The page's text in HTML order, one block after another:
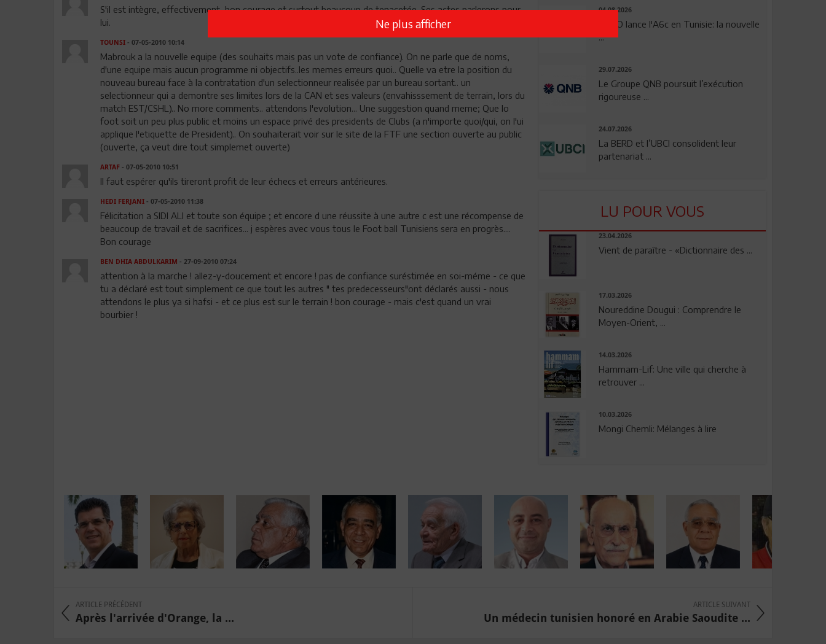
S'il est intègre, effectivement ,bon courage et surtout beaucoup de tenacetée. Ses actes parlerons pour
lui.
TOUNSI- 07-05-2010 10:14
Mabrouk a la nouvelle equipe (des souhaits mais pas un vote de confiance). On ne parle que de noms,
d'une equipe mais aucun programme ni objectifs..les memes erreurs quoi.. Quelle va etre la position du
nouveau bureau face à la contratation d'un selectionneur realisée par un bureau sortant.. un
selectionneur qui a demontre ses limites lors de la CAN et ses valeurs (envahisssement de terrain, lors du
match EST/CSHL).. No more comments.. attendons l'evolution... Une suggestion quand meme; Que lo
foot soit un peu plus public et moins un espace privé des presidents de Clubs (a n'importe quoi/qui, on l'ui
applique l'etiquette de President).. On souhaiterait voir sur le site de la FTF une section ouverte au public
(ouverte, ça veut dire tout simplemet ouverte)
ARTAF- 07-05-2010 10:51
Il faut espérer qu'ils tireront profit de leur échecs et erreurs antérieures.
HEDI FERJANI- 07-05-2010 11:38
Félicitation a SIDI ALI et toute son équipe ; et encore d une réussite à une autre c est une récompense de
beaucoup de travail et de sacrifices... j espères avec vous tous le Foot ball Tunisiens sera en progrès....
Bon courage
BEN DHIA ABDULKARIM - 27-09-2010 07:24
attention à la marche ! allez-y-doucement et encore ! pas de confiance suréstimée en soi-méme - ce que
tu a déclaré est tout simplement ce que tout les autres " tes predecesseurs"ont déclarés aussi - nous
attendons le plus ya si hafsi - et ce plus est sur le terrain ! bon courage - mais c'est quand un vrai
bourbier !
04.08.2026
OPPO lance l'A6c en Tunisie: la nouvelle
...
29.07.2026
Le Groupe QNB poursuit l’exécution
rigoureuse ...
24.07.2026
La BERD et l’UBCI consolident leur
partenariat ...
LU POUR VOUS
23.04.2026
Vient de paraître - «Dictionnaire des ...
17.03.2026
Noureddine Dougui : Comprendre le
Moyen-Orient, ...
14.03.2026
Hammam-Lif: Une ville qui cherche à
retrouver ...
10.03.2026
Mongi Chemli: Mélanges à lire
ARTICLE PRÉCÉDENT
Après l'arrivée d'Orange, la ...
ARTICLE SUIVANT
Un médecin tunisien honoré en Arabie Saoudite ...
Ne plus afficher